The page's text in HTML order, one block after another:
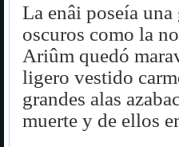
La enâi poseía
oscuros como la
Ariûm quedó
ligero vestido
grandes alas
muerte y de ellos